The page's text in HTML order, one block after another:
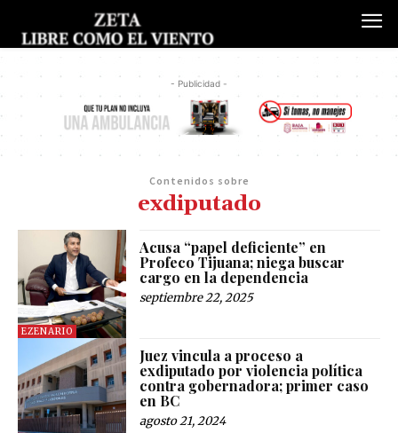
- Publicidad -
Contenidos sobre
exdiputado
EZENARIO
Acusa “papel deficiente” en
Profeco Tijuana; niega buscar
cargo en la dependencia
septiembre 22, 2025
Juez vincula a proceso a
exdiputado por violencia política
contra gobernadora; primer caso
en BC
agosto 21, 2024